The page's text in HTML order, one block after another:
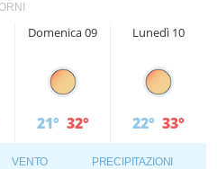
Domenica 09
21° 32°
Lunedì 10
22° 33°
VENTO PRECIPITAZIONI